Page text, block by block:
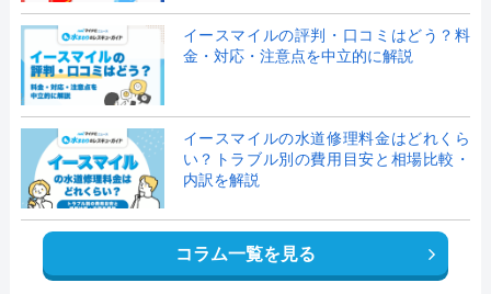
イースマイルの評判・口コミはどう？料
金・対応・注意点を中立的に解説
イースマイルの水道修理料金はどれくら
い？トラブル別の費用目安と相場比較・
内訳を解説
コラム一覧を見る